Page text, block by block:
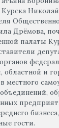
Дрёмова,
палаты
областной и
местного
гости.